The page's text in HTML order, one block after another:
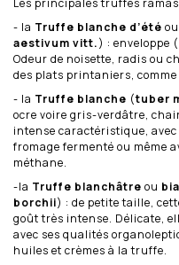
- la Truffe blanche d’été ou
aestivum vitt.) : enveloppe
Odeur de noisette, radis ou
des plats printaniers, comme
- la Truffe blanche (tuber
ocre voire gris-verdâtre,
intense caractéristique, avec
fromage fermenté ou même
méthane.
-la Truffe blanchâtre ou
borchii) : de petite taille,
goût très intense. Délicate,
avec ses qualités
huiles et crèmes à la truffe.